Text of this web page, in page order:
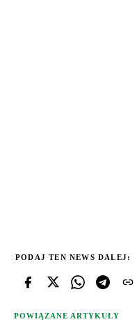
PODAJ TEN NEWS DALEJ:
POWIĄZANE ARTYKUŁY